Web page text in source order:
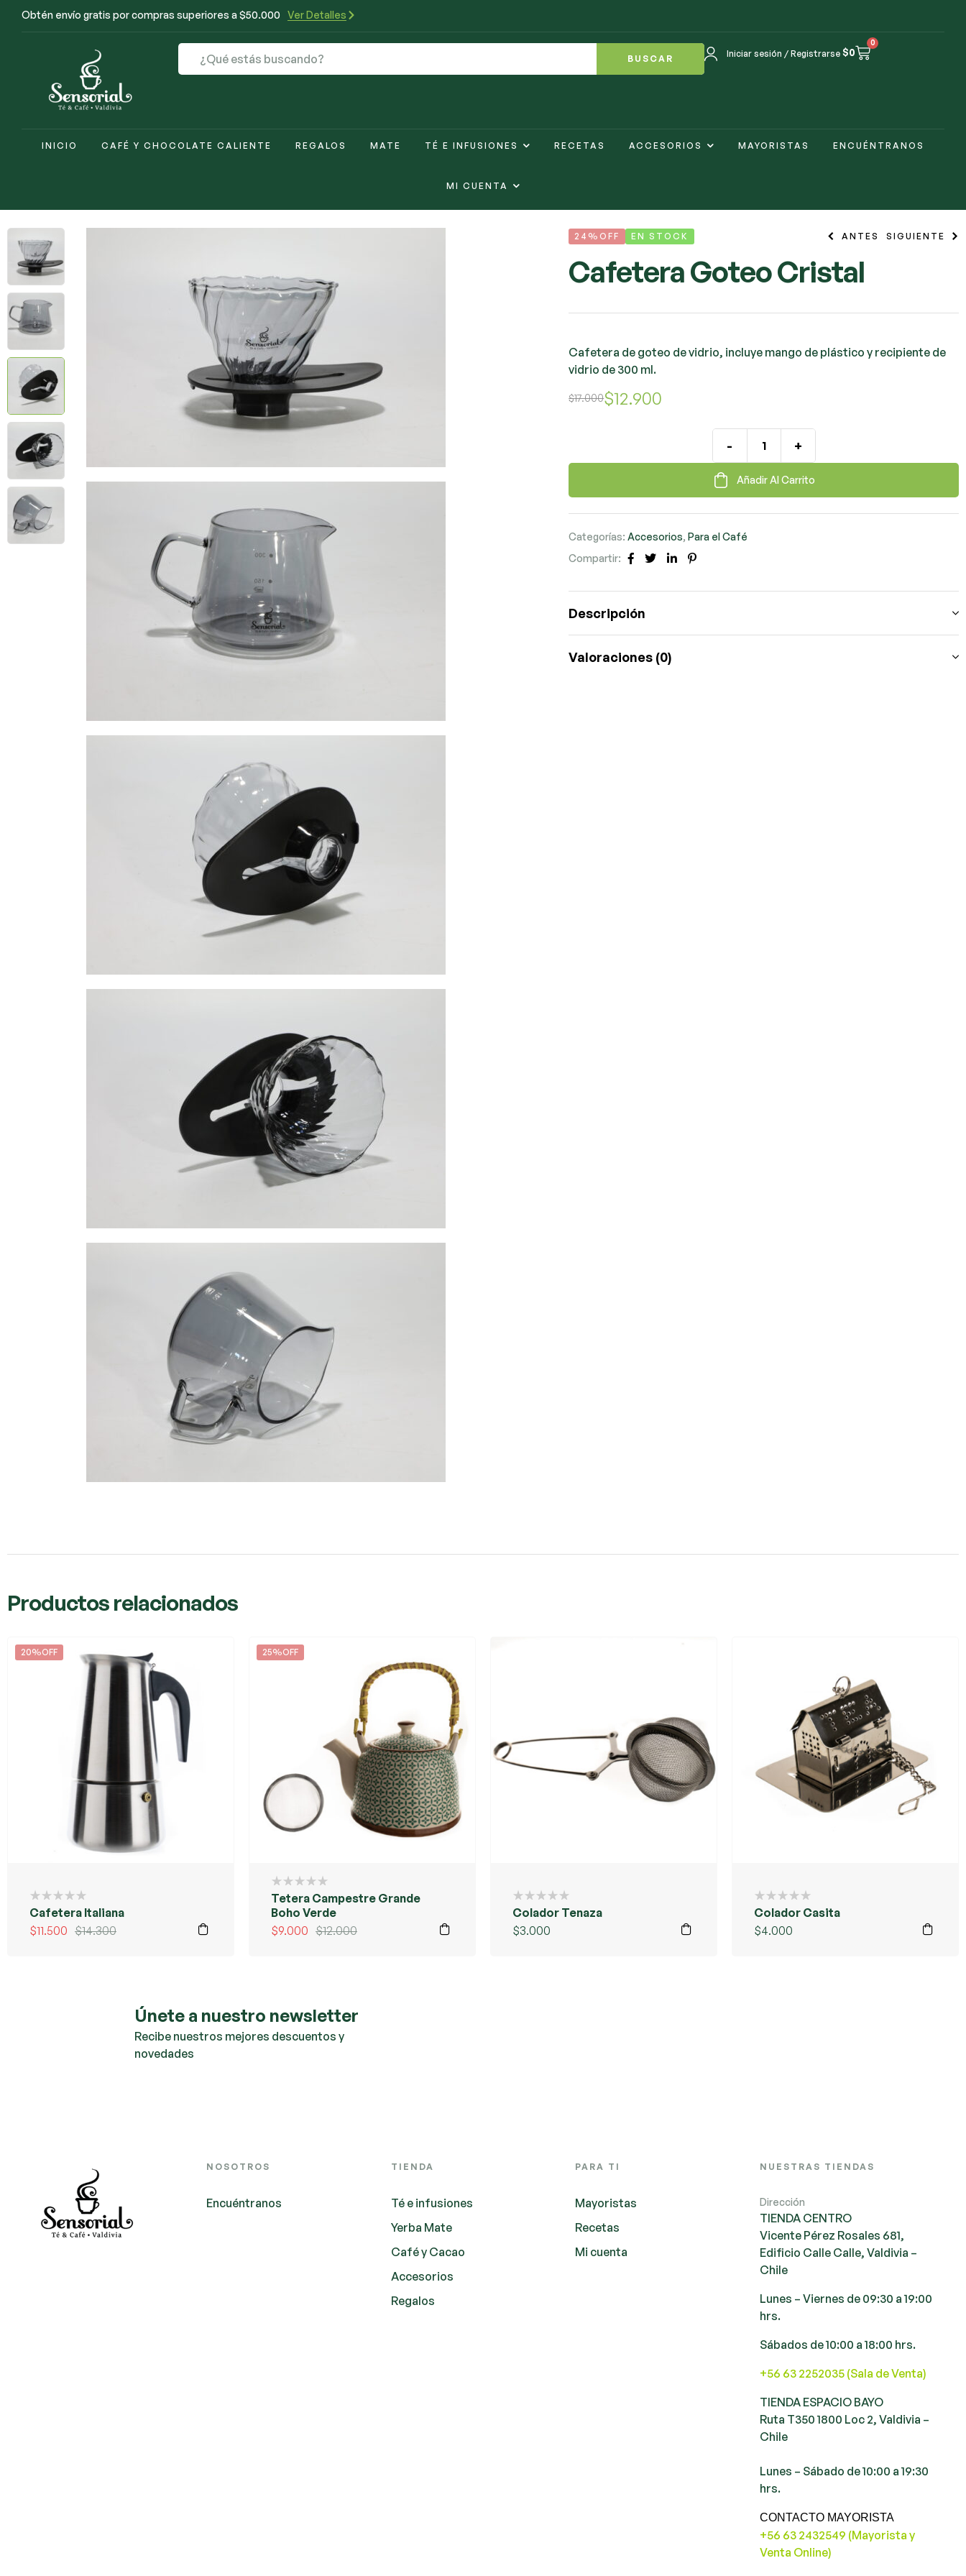
Obtén envío gratis por compras superiores a $50.000 Ver Detalles
BUSCAR Iniciar sesión / Registrarse $0
0
INICIO CAFÉ Y CHOCOLATE CALIENTE REGALOS MATE TÉ E INFUSIONES RECETAS ACCESORIOS MAYORISTAS ENCUÉNTRANOS
MI CUENTA
24%OFF EN STOCK ANTES SIGUIENTE
Cafetera Goteo Cristal
Cafetera de goteo de vidrio, incluye mango de plástico y recipiente de
vidrio de 300 ml.
$17.000$12.900
- +
Añadir Al Carrito
Categorías:Accesorios,Para el Café
Compartir:
Facebook
TwitterLinkedIn
Descripción
Valoraciones (0)
Productos relacionados
20%OFF
Cafetera Italiana
$14.300
$11.500
25%OFF
Tetera Campestre Grande
Boho Verde
$12.000
$9.000
Colador Tenaza
$3.000
Colador Casita
$4.000
Únete a nuestro newsletter
Recibe nuestros mejores descuentos y
novedades
NOSOTROS
Encuéntranos
TIENDA
Té e infusiones
Yerba Mate
Café y Cacao
Accesorios
Regalos
PARA TI
Mayoristas
Recetas
Mi cuenta
NUESTRAS TIENDAS
Dirección
TIENDA CENTRO
Vicente Pérez Rosales 681,
Edificio Calle Calle, Valdivia –
Chile
Lunes – Viernes de 09:30 a 19:00
hrs.
Sábados de 10:00 a 18:00 hrs.
+56 63 2252035 (Sala de Venta)
TIENDA ESPACIO BAYO
Ruta T350 1800 Loc 2, Valdivia –
Chile
Lunes – Sábado de 10:00 a 19:30
hrs.
CONTACTO MAYORISTA
+56 63 2432549 (Mayorista y
Venta Online)